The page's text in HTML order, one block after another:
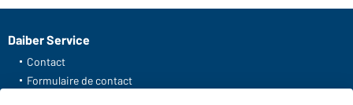
Daiber Service
Contact
Formulaire de contact